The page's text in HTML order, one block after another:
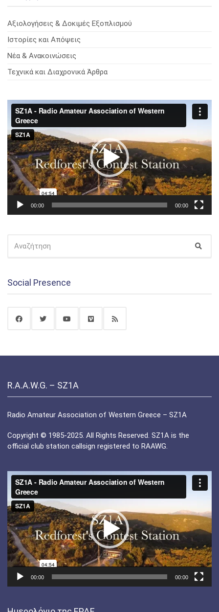
Αξιολογήσεις & Δοκιμές Εξοπλισμού
Ιστορίες και Απόψεις
Νέα & Ανακοινώσεις
Τεχνικά και Διαχρονικά Άρθρα
Πρόγραμμα
Αναπαραγωγής
Βίντεο
00:00 00:00
ΓΙΑ:
Social Presence
R.A.A.W.G. – SZ1A
Radio Amateur Association of Western Greece – SZ1A
Copyright © 1985-2025. All Rights Reserved. SZ1A is the
official club station callsign registered to RAAWG.
Πρόγραμμα
Αναπαραγωγής
Βίντεο
00:00 00:00